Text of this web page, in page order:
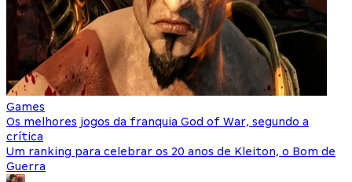
Games
Os melhores jogos da franquia God of War, segundo a
crítica
Um ranking para celebrar os 20 anos de Kleiton, o Bom de
Guerra